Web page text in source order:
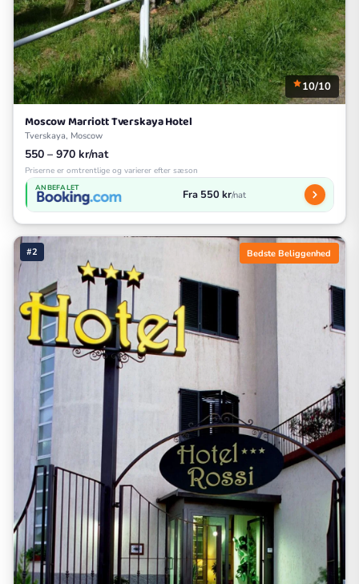
10/10
Moscow Marriott Tverskaya Hotel
Tverskaya, Moscow
550 – 970 kr/nat
Priserne er omtrentlige og varierer efter sæson
ANBEFALET Fra 550 kr/nat
#2 Bedste Beliggenhed